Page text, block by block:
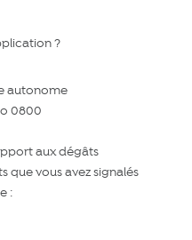
?
autonome
0800
aux dégâts
que vous avez signalés
: